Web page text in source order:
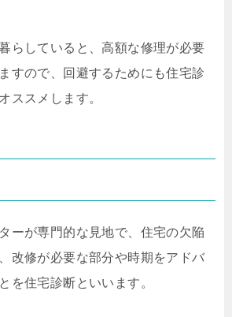
らしていると、高額な修理が必要
すので、回避するためにも住宅診
ススメします。
ーが専門的な見地で、住宅の欠陥
改修が必要な部分や時期をアドバ
を住宅診断といいます。